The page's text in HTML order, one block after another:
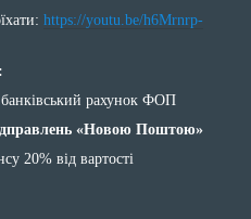
https://youtu.be/h6Mrnrp-
рахунок ФОП
«Новою Поштою»
20% від вартості